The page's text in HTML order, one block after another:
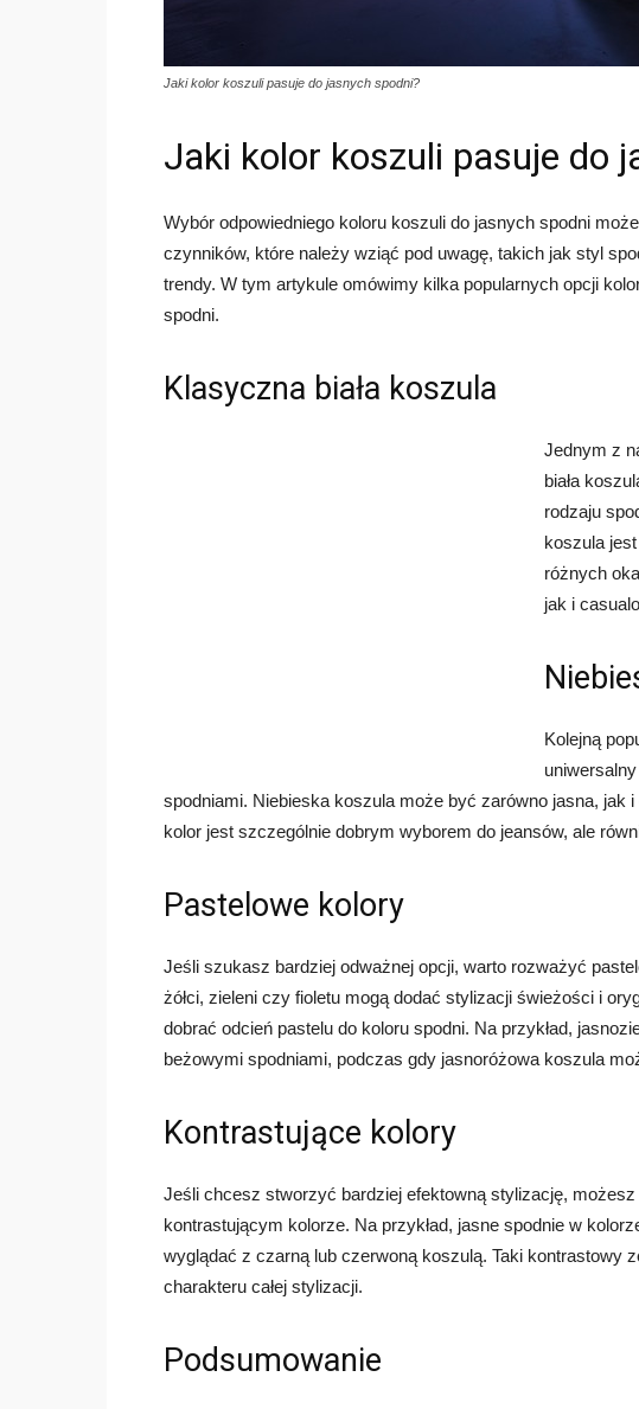
Jaki kolor koszuli pasuje do jasnych spodni?
Jaki kolor koszuli pasuje do
Wybór odpowiedniego koloru koszuli do jasnych spodni
czynników, które należy wziąć pod uwagę, takich jak styl
trendy. W tym artykule omówimy kilka popularnych opcji
spodni.
Klasyczna biała koszula
Jednym z
biała
rodzaju
koszula
różnych
jak i
Kolejną
spodniami. Niebieska koszula może być zarówno jasna, jak
kolor jest szczególnie dobrym wyborem do jeansów, ale
Pastelowe kolory
Jeśli szukasz bardziej odważnej opcji, warto rozważyć
żółci, zieleni czy fioletu mogą dodać stylizacji świeżości i
dobrać odcień pastelu do koloru spodni. Na przykład,
beżowymi spodniami, podczas gdy jasnoróżowa koszula
Kontrastujące kolory
Jeśli chcesz stworzyć bardziej efektowną stylizację,
kontrastującym kolorze. Na przykład, jasne spodnie w
wyglądać z czarną lub czerwoną koszulą. Taki kontrastowy
charakteru całej stylizacji.
Podsumowanie